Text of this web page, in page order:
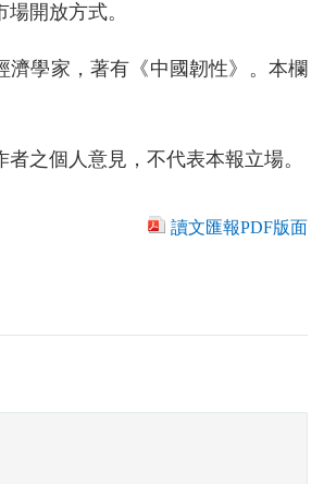
開放方式。
濟學家，著有《中國韌性》。本欄
者之個人意見，不代表本報立場。
讀文匯報PDF版面